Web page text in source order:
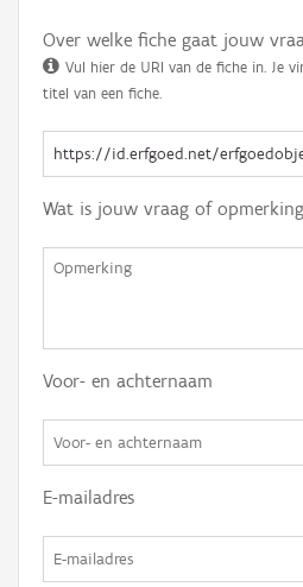
Over welke fiche gaat jouw
Vul hier de URI van de fiche in. Je
titel van een fiche.
Wat is jouw vraag of
Voor- en achternaam
E-mailadres